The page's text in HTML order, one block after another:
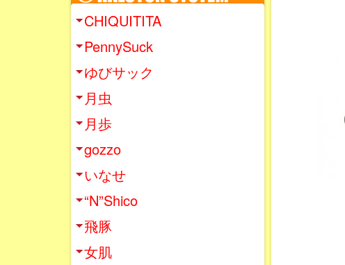
CHIQUITITA
PennySuck
ゆびサック
月虫
月歩
gozzo
いなせ
“N”Shico
飛豚
女肌